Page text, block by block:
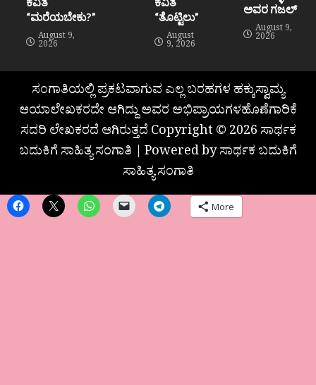
“ಮರೆಯಬೇಕು?”
August 9,
2026
“ತೊಟ್ಟಿಲು”
August
9, 2026
ಅವರ ಗಜಲ್
August 9,
2026
ಸಂಗಾತಿಯಲ್ಲಿ ಪ್ರಕಟವಾಗುವ ಎಲ್ಲ ಬರಹಗಳ ಹಕ್ಕುಸ್ವಾಮ್ಯ
ಆಯಾಲೇಖಕರದೇ ಆಗಿದ್ದು ಅವರ ಅಭಿಪ್ರಾಯಗಳಹೊಣೆಗಾರಿಕೆ
ಸದರಿ ಲೇಖಕರದೆ ಆಗಿರುತ್ತದೆ Copyright © 2026 ಸಾರ್ಥಕ
ಬದುಕಿಗೆ ಸಾಹಿತ್ಯ ಸಂಗಾತಿ | Powered by ಸಾರ್ಥಕ ಬದುಕಿಗೆ
ಸಾಹಿತ್ಯ ಸಂಗಾತಿ
More